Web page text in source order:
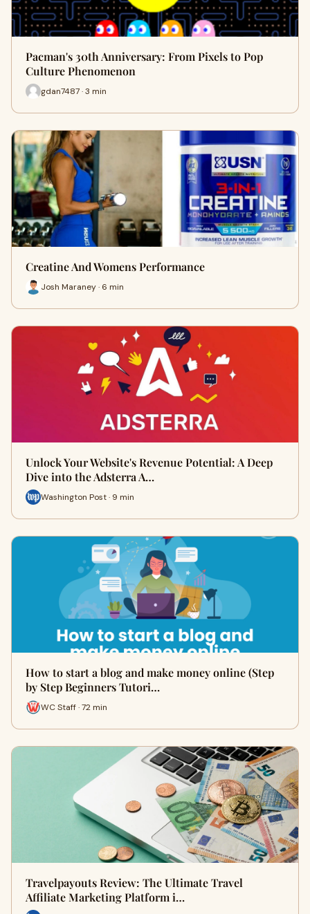
Pacman's 30th Anniversary: From Pixels to Pop
Culture Phenomenon
gdan7487 · 3 min
Creatine And Womens Performance
Josh Maraney · 6 min
Unlock Your Website's Revenue Potential: A Deep
Dive into the Adsterra A…
Washington Post · 9 min
How to start a blog and make money online (Step
by Step Beginners Tutori…
WC Staff · 72 min
Travelpayouts Review: The Ultimate Travel
Affiliate Marketing Platform i…